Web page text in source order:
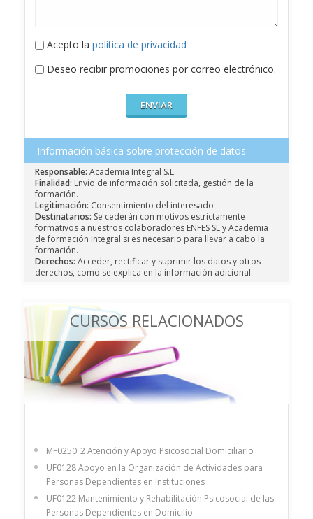
Acepto la política de privacidad
Deseo recibir promociones por correo electrónico.
Información básica sobre protección de datos
Responsable: Academia Integral S.L.
Finalidad: Envío de información solicitada, gestión de la
formación.
Legitimación: Consentimiento del interesado
Destinatarios: Se cederán con motivos estrictamente
formativos a nuestros colaboradores ENFES SL y Academia
de formación Integral si es necesario para llevar a cabo la
formación.
Derechos: Acceder, rectificar y suprimir los datos y otros
derechos, como se explica en la información adicional.
CURSOS RELACIONADOS
MF0250_2 Atención y Apoyo Psicosocial Domiciliario
UF0128 Apoyo en la Organización de Actividades para
Personas Dependientes en Instituciones
UF0122 Mantenimiento y Rehabilitación Psicosocial de las
Personas Dependientes en Domicilio